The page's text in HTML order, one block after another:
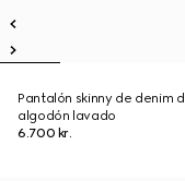
Pantalón skinny de denim
algodón lavado
6.700 kr.